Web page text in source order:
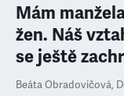
Mám
žen. Náš
se ještě
Beáta Obradovičová,